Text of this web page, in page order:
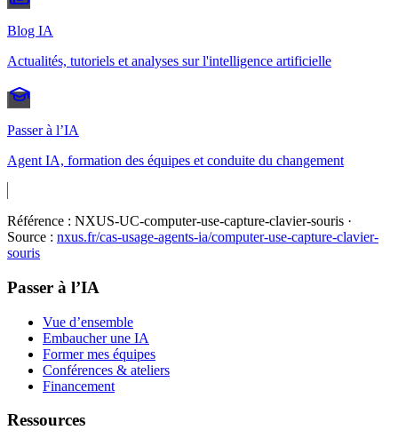
Blog IA
Actualités, tutoriels et analyses sur l'intelligence artificielle
Passer à l’IA
Agent IA, formation des équipes et conduite du changement
Référence : NXUS-UC-computer-use-capture-clavier-souris ·
Source : nxus.fr/cas-usage-agents-ia/computer-use-capture-clavier-
souris
Passer à l’IA
Vue d’ensemble
Embaucher une IA
Former mes équipes
Conférences & ateliers
Financement
Ressources